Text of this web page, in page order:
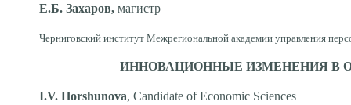
Е.Б. Захаров, магистр
Черниговский институт Межрегиональной академии управления
ИННОВАЦИОННЫЕ ИЗМЕНЕНИЯ В
I.V. Нorshunova, Candidate of Economic Sciences